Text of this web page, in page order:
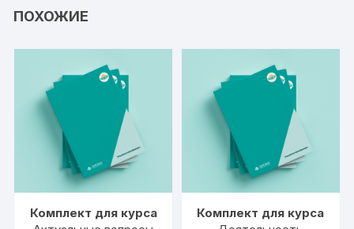
ПОХОЖИЕ
Комплект для курса
Комплект для курса